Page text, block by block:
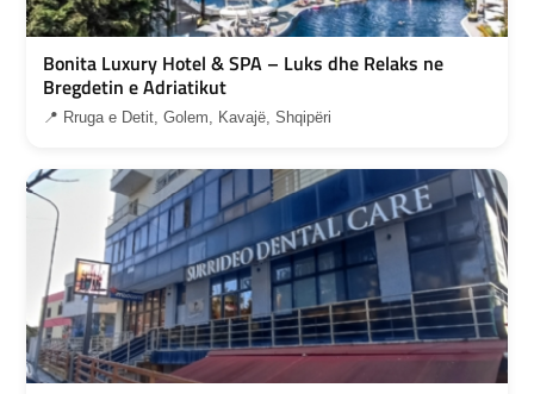
Bonita Luxury Hotel & SPA – Luks dhe Relaks ne
Bregdetin e Adriatikut
📍 Rruga e Detit, Golem, Kavajë, Shqipëri